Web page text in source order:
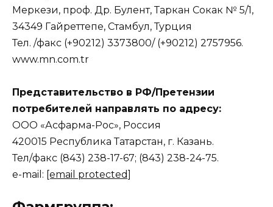
Меркези, проф. Др. Булент, Таркан Сокак № 5/1,
34349 Гайреттепе, Стамбул, Турция
Тел. /факс (+90212) 3373800/ (+90212) 2757956.
www.mn.com.tr
Представительство в РФ/Претензии
потребителей направлять по адресу:
ООО «Асфарма-Рос», Россия
420015 Республика Татарстан, г. Казань.
Тел/факс (843) 238-17-67; (843) 238-24-75.
e-mail: [email protected]